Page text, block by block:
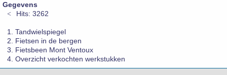
Gegevens
Hits: 3262
Tandwielspiegel
Fietsen in de bergen
Fietsbeen Mont Ventoux
Overzicht verkochten werkstukken